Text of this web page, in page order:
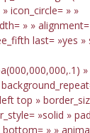
icon_circle= » »
» »
last= »yes »
»
top »
»solid »
» »